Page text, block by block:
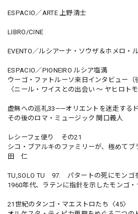
ESPACIO／ARTE 上野清士
LIBRO/CINE
EVENTO／ルシアーナ・ソウザ＆ホメロ・
ESPACIO／PIONEIRO ルシア塩満
ウーゴ・ファトルーソ来日インタビュー（
〈ニール・ワイスとの出会い 〜 ヤヒロト
虚無への巡礼33——オリエントを迷走する
その後のロマ・ミュージック 関口義人
レシーフェ便り その21
シコ・ブアルキのファミリーが、極めてブ
田 仁
TU,SOLO TU 97. パタートの死にモンゴ
1960年代、ラテンに指針を示したモンゴ
21世紀のタンゴ・マエストロたち〈45〉